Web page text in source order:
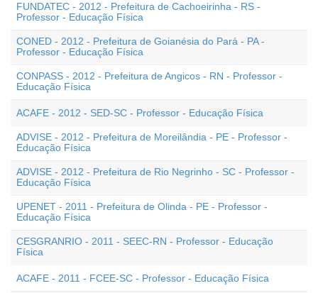
FUNDATEC - 2012 - Prefeitura de Cachoeirinha - RS -
Professor - Educação Física
CONED - 2012 - Prefeitura de Goianésia do Pará - PA -
Professor - Educação Física
CONPASS - 2012 - Prefeitura de Angicos - RN - Professor -
Educação Física
ACAFE - 2012 - SED-SC - Professor - Educação Física
ADVISE - 2012 - Prefeitura de Moreilândia - PE - Professor -
Educação Física
ADVISE - 2012 - Prefeitura de Rio Negrinho - SC - Professor -
Educação Física
UPENET - 2011 - Prefeitura de Olinda - PE - Professor -
Educação Física
CESGRANRIO - 2011 - SEEC-RN - Professor - Educação
Física
ACAFE - 2011 - FCEE-SC - Professor - Educação Física